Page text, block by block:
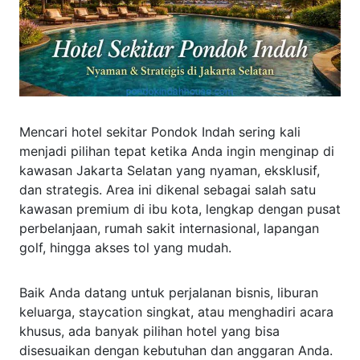
Mencari hotel sekitar Pondok Indah sering kali
menjadi pilihan tepat ketika Anda ingin menginap di
kawasan Jakarta Selatan yang nyaman, eksklusif,
dan strategis. Area ini dikenal sebagai salah satu
kawasan premium di ibu kota, lengkap dengan pusat
perbelanjaan, rumah sakit internasional, lapangan
golf, hingga akses tol yang mudah.
Baik Anda datang untuk perjalanan bisnis, liburan
keluarga, staycation singkat, atau menghadiri acara
khusus, ada banyak pilihan hotel yang bisa
disesuaikan dengan kebutuhan dan anggaran Anda.